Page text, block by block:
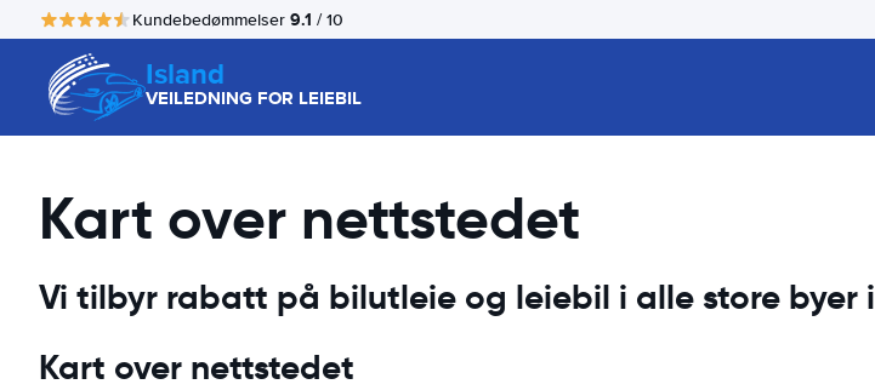
Kundebedømmelser 9.1 / 10
Island
VEILEDNING FOR LEIEBIL
Kart over nettstedet
Vi tilbyr rabatt på bilutleie og leiebil i alle store byer i
Kart over nettstedet